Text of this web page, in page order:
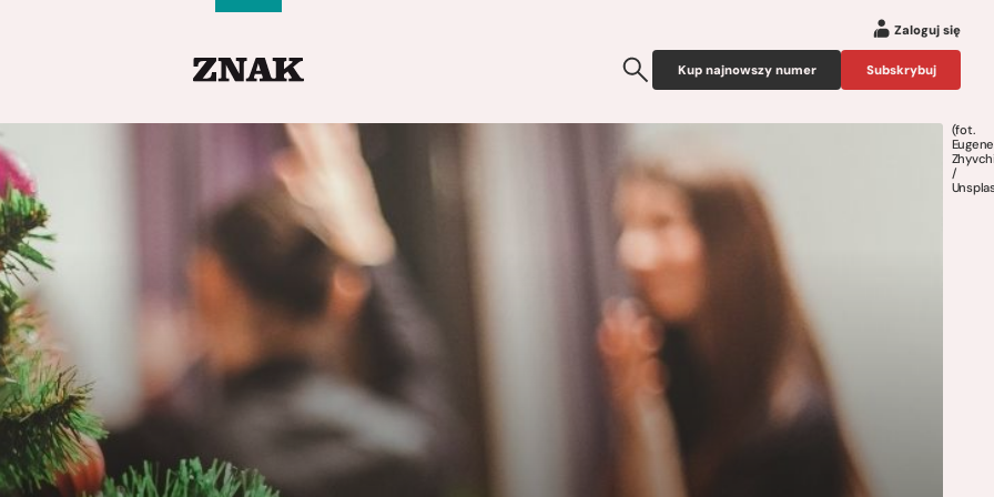
Zaloguj się
Kup najnowszy numer Subskrybuj
(fot.
Eugene
/